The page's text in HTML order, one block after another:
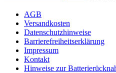
AGB
Versandkosten
Datenschutzhinweise
Barrierefreiheitserklärung
Impressum
Kontakt
Hinweise zur